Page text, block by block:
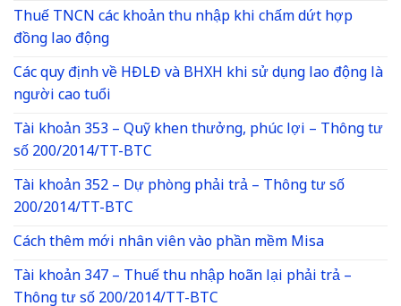
Thuế TNCN các khoản thu nhập khi chấm dứt hợp
đồng lao động
Các quy định về HĐLĐ và BHXH khi sử dụng lao động là
người cao tuổi
Tài khoản 353 – Quỹ khen thưởng, phúc lợi – Thông tư
số 200/2014/TT-BTC
Tài khoản 352 – Dự phòng phải trả – Thông tư số
200/2014/TT-BTC
Cách thêm mới nhân viên vào phần mềm Misa
Tài khoản 347 – Thuế thu nhập hoãn lại phải trả –
Thông tư số 200/2014/TT-BTC